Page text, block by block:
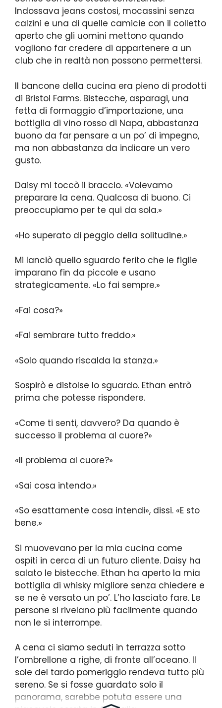
Indossava jeans costosi, mocassini senza
calzini e una di quelle camicie con il colletto
aperto che gli uomini mettono quando
vogliono far credere di appartenere a un
club che in realtà non possono permettersi.
Il bancone della cucina era pieno di prodotti
di Bristol Farms. Bistecche, asparagi, una
fetta di formaggio d’importazione, una
bottiglia di vino rosso di Napa, abbastanza
buono da far pensare a un po’ di impegno,
ma non abbastanza da indicare un vero
gusto.
Daisy mi toccò il braccio. «Volevamo
preparare la cena. Qualcosa di buono. Ci
preoccupiamo per te qui da sola.»
«Ho superato di peggio della solitudine.»
Mi lanciò quello sguardo ferito che le figlie
imparano fin da piccole e usano
strategicamente. «Lo fai sempre.»
«Fai cosa?»
«Fai sembrare tutto freddo.»
«Solo quando riscalda la stanza.»
Sospirò e distolse lo sguardo. Ethan entrò
prima che potesse rispondere.
«Come ti senti, davvero? Da quando è
successo il problema al cuore?»
«Il problema al cuore?»
«Sai cosa intendo.»
«So esattamente cosa intendi», dissi. «E sto
bene.»
Si muovevano per la mia cucina come
ospiti in cerca di un futuro cliente. Daisy ha
salato le bistecche. Ethan ha aperto la mia
bottiglia di whisky migliore senza chiedere e
se ne è versato un po’. L’ho lasciato fare. Le
persone si rivelano più facilmente quando
non le si interrompe.
A cena ci siamo seduti in terrazza sotto
l’ombrellone a righe, di fronte all’oceano. Il
sole del tardo pomeriggio rendeva tutto più
sereno. Se si fosse guardato solo il
panorama, sarebbe potuta essere una